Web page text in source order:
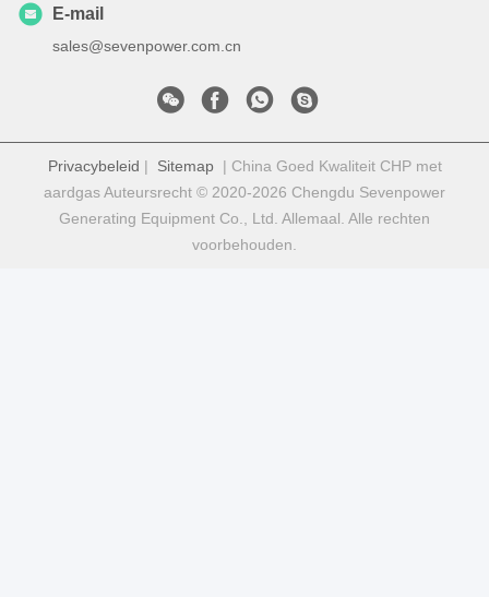
E-mail
sales@sevenpower.com.cn
Privacybeleid | Sitemap| China Goed Kwaliteit CHP met
aardgas Auteursrecht © 2020-2026 Chengdu Sevenpower
Generating Equipment Co., Ltd. Allemaal. Alle rechten
voorbehouden.